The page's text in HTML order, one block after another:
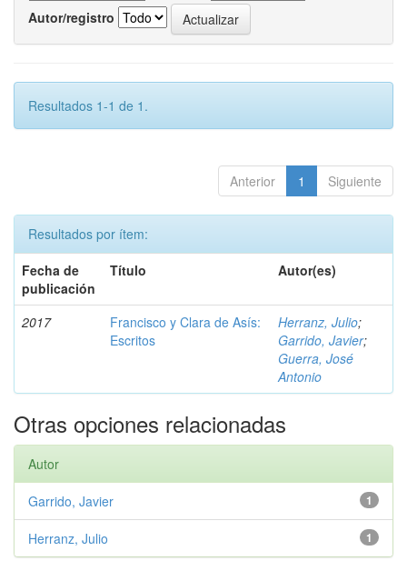
Autor/registro
Resultados 1-1 de 1.
Anterior 1 Siguiente
Resultados por ítem:
Fecha de
publicación
Título Autor(es)
2017
Francisco y Clara de Asís:
Escritos
Herranz, Julio;
Garrido, Javier;
Guerra, José
Antonio
Otras opciones relacionadas
Autor
1
Garrido, Javier
1
Herranz, Julio